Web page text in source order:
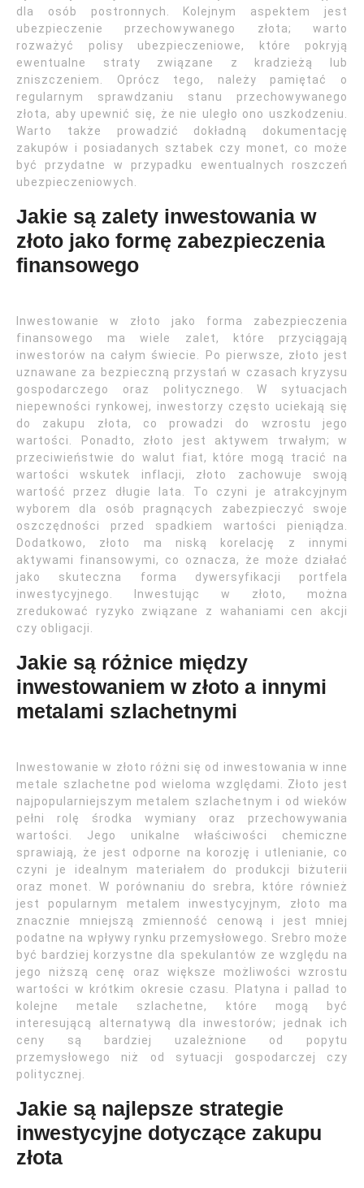
dla osób postronnych. Kolejnym aspektem jest
ubezpieczenie przechowywanego złota; warto
rozważyć polisy ubezpieczeniowe, które pokryją
ewentualne straty związane z kradzieżą lub
zniszczeniem. Oprócz tego, należy pamiętać o
regularnym sprawdzaniu stanu przechowywanego
złota, aby upewnić się, że nie uległo ono uszkodzeniu.
Warto także prowadzić dokładną dokumentację
zakupów i posiadanych sztabek czy monet, co może
być przydatne w przypadku ewentualnych roszczeń
ubezpieczeniowych.
Jakie są zalety inwestowania w
złoto jako formę zabezpieczenia
finansowego
Inwestowanie w złoto jako forma zabezpieczenia
finansowego ma wiele zalet, które przyciągają
inwestorów na całym świecie. Po pierwsze, złoto jest
uznawane za bezpieczną przystań w czasach kryzysu
gospodarczego oraz politycznego. W sytuacjach
niepewności rynkowej, inwestorzy często uciekają się
do zakupu złota, co prowadzi do wzrostu jego
wartości. Ponadto, złoto jest aktywem trwałym; w
przeciwieństwie do walut fiat, które mogą tracić na
wartości wskutek inflacji, złoto zachowuje swoją
wartość przez długie lata. To czyni je atrakcyjnym
wyborem dla osób pragnących zabezpieczyć swoje
oszczędności przed spadkiem wartości pieniądza.
Dodatkowo, złoto ma niską korelację z innymi
aktywami finansowymi, co oznacza, że może działać
jako skuteczna forma dywersyfikacji portfela
inwestycyjnego. Inwestując w złoto, można
zredukować ryzyko związane z wahaniami cen akcji
czy obligacji.
Jakie są różnice między
inwestowaniem w złoto a innymi
metalami szlachetnymi
Inwestowanie w złoto różni się od inwestowania w inne
metale szlachetne pod wieloma względami. Złoto jest
najpopularniejszym metalem szlachetnym i od wieków
pełni rolę środka wymiany oraz przechowywania
wartości. Jego unikalne właściwości chemiczne
sprawiają, że jest odporne na korozję i utlenianie, co
czyni je idealnym materiałem do produkcji biżuterii
oraz monet. W porównaniu do srebra, które również
jest popularnym metalem inwestycyjnym, złoto ma
znacznie mniejszą zmienność cenową i jest mniej
podatne na wpływy rynku przemysłowego. Srebro może
być bardziej korzystne dla spekulantów ze względu na
jego niższą cenę oraz większe możliwości wzrostu
wartości w krótkim okresie czasu. Platyna i pallad to
kolejne metale szlachetne, które mogą być
interesującą alternatywą dla inwestorów; jednak ich
ceny są bardziej uzależnione od popytu
przemysłowego niż od sytuacji gospodarczej czy
politycznej.
Jakie są najlepsze strategie
inwestycyjne dotyczące zakupu
złota